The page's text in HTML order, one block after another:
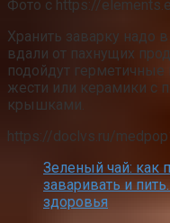
Фото с https://
Хранить заварку надо
вдали от пахнущих
подойдут
жести или керамики с
крышками.
https://doclvs.ru/
Зеленый чай: как
заваривать и
здоровья